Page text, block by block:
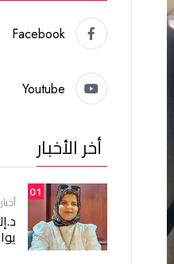
Facebook
Youtube
أخر الأخبار
01
أخبار